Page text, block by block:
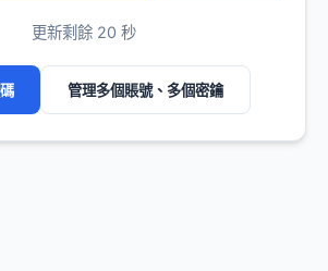
更新剩餘 20 秒
管理多個賬號、多個密鑰